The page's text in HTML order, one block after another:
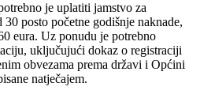
je uplatiti jamstvo za
posto početne godišnje naknade,
eura. Uz ponudu je potrebno
uključujući dokaz o registraciji
obvezama prema državi i Općini
natječajem.